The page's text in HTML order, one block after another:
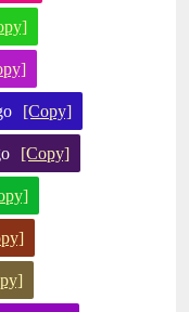
[Copy]
[Copy]